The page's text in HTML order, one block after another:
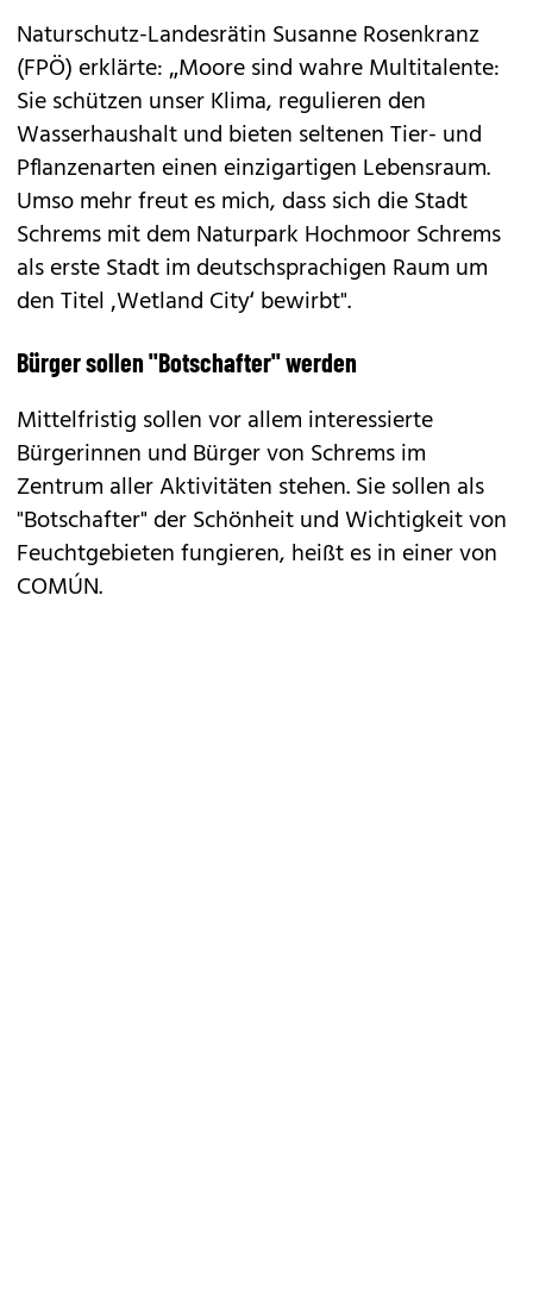
Naturschutz-Landesrätin Susanne Rosenkranz
(FPÖ) erklärte: „Moore sind wahre Multitalente:
Sie schützen unser Klima, regulieren den
Wasserhaushalt und bieten seltenen Tier- und
Pflanzenarten einen einzigartigen Lebensraum.
Umso mehr freut es mich, dass sich die Stadt
Schrems mit dem Naturpark Hochmoor Schrems
als erste Stadt im deutschsprachigen Raum um
den Titel ‚Wetland City‘ bewirbt".
Bürger sollen "Botschafter" werden
Mittelfristig sollen vor allem interessierte
Bürgerinnen und Bürger von Schrems im
Zentrum aller Aktivitäten stehen. Sie sollen als
"Botschafter" der Schönheit und Wichtigkeit von
Feuchtgebieten fungieren, heißt es in einer von
COMÚN.